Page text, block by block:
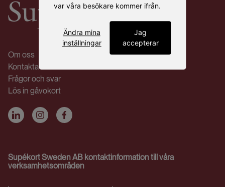
var våra besökare kommer ifrån.
Jag
accepterar
Ändra mina
inställningar
Om oss
Kontakta oss
Frågor och svar
Lös in gåvokort
Supékort Sweden AB kontaktinformation till våra
verksamhetsområden